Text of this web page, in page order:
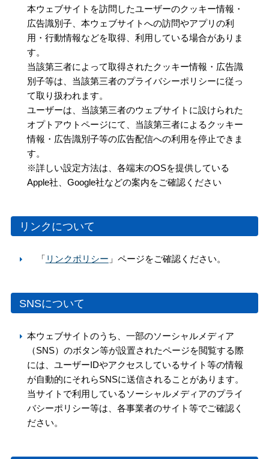
本ウェブサイトを訪問したユーザーのクッキー情報・
広告識別子、本ウェブサイトへの訪問やアプリの利
用・行動情報などを取得、利用している場合がありま
す。
当該第三者によって取得されたクッキー情報・広告識
別子等は、当該第三者のプライバシーポリシーに従っ
て取り扱われます。
ユーザーは、当該第三者のウェブサイトに設けられた
オプトアウトページにて、当該第三者によるクッキー
情報・広告識別子等の広告配信への利用を停止できま
す。
※詳しい設定方法は、各端末のOSを提供している
Apple社、Google社などの案内をご確認ください
リンクについて
「 リンクポリシー 」ページをご確認ください。
SNSについて
本ウェブサイトのうち、一部のソーシャルメディア
（SNS）のボタン等が設置されたページを閲覧する際
には、ユーザーIDやアクセスしているサイト等の情報
が自動的にそれらSNSに送信されることがあります。
当サイトで利用しているソーシャルメディアのプライ
バシーポリシー等は、各事業者のサイト等でご確認く
ださい。